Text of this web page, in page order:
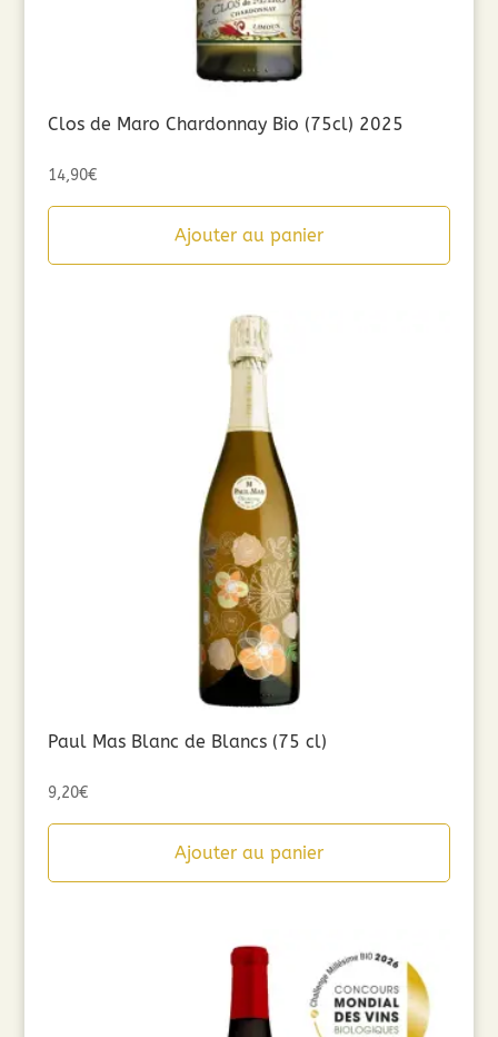
Clos de Maro Chardonnay Bio (75cl) 2025
14,90€
Ajouter au panier
Paul Mas Blanc de Blancs (75 cl)
9,20€
Ajouter au panier